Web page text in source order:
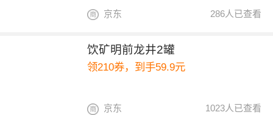
286人已查看
京东
饮矿明前龙井2罐
领210券，到手59.9元
1023人已查看
京东